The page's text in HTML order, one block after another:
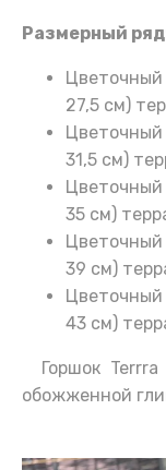
Размерный
Цветочный
27,5 см)
Цветочный
31,5 см)
Цветочный
35 см)
Цветочный
39 см)
Цветочный
43 см)
Горшок Terrra
обожженной